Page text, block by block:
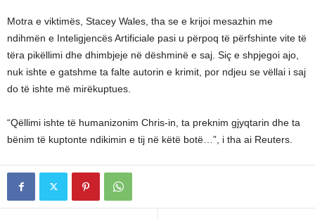
Motra e viktimës, Stacey Wales, tha se e krijoi mesazhin me
ndihmën e Inteligjencës Artificiale pasi u përpoq të përfshinte vite të
tëra pikëllimi dhe dhimbjeje në dëshminë e saj. Siç e shpjegoi ajo,
nuk ishte e gatshme ta falte autorin e krimit, por ndjeu se vëllai i saj
do të ishte më mirëkuptues.
“Qëllimi ishte të humanizonim Chris-in, ta preknim gjyqtarin dhe ta
bënim të kuptonte ndikimin e tij në këtë botë…”, i tha ai Reuters.